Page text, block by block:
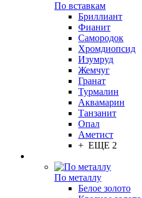
По вставкам
Бриллиант
Фианит
Самородок
Хромдиопсид
Изумруд
Жемчуг
Гранат
Турмалин
Аквамарин
Танзанит
Опал
Аметист
+ ЕЩЕ 2
По металлу
Белое золото